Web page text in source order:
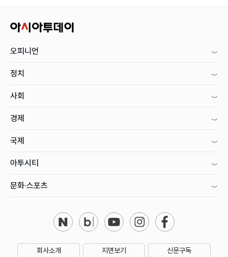
오피니언
정치
사회
경제
국제
아투시티
문화·스포츠
회사소개 지면보기 신문구독